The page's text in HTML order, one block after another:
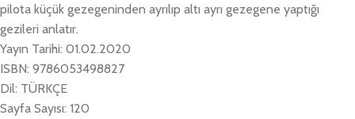
pilota küçük gezegeninden ayrılıp altı ayrı gezegene yaptığı
gezileri anlatır.
Yayın Tarihi: 01.02.2020
ISBN: 9786053498827
Dil: TÜRKÇE
Sayfa Sayısı: 120